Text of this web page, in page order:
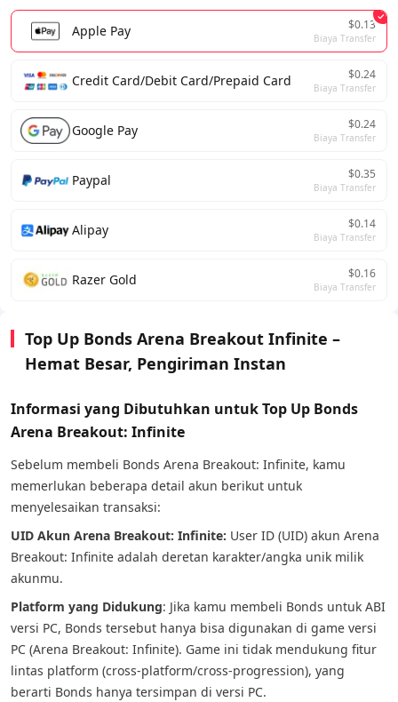
Apple Pay $0.13
Biaya Transfer
Credit Card/Debit Card/Prepaid Card $0.24
Biaya Transfer
Google Pay $0.24
Biaya Transfer
Paypal $0.35
Biaya Transfer
Alipay $0.14
Biaya Transfer
Razer Gold $0.16
Biaya Transfer
Top Up Bonds Arena Breakout Infinite –
Hemat Besar, Pengiriman Instan
Informasi yang Dibutuhkan untuk Top Up Bonds
Arena Breakout: Infinite
Sebelum membeli Bonds Arena Breakout: Infinite, kamu
memerlukan beberapa detail akun berikut untuk
menyelesaikan transaksi:
UID Akun Arena Breakout: Infinite: User ID (UID) akun Arena
Breakout: Infinite adalah deretan karakter/angka unik milik
akunmu.
Platform yang Didukung: Jika kamu membeli Bonds untuk ABI
versi PC, Bonds tersebut hanya bisa digunakan di game versi
PC (Arena Breakout: Infinite). Game ini tidak mendukung fitur
lintas platform (cross-platform/cross-progression), yang
berarti Bonds hanya tersimpan di versi PC.